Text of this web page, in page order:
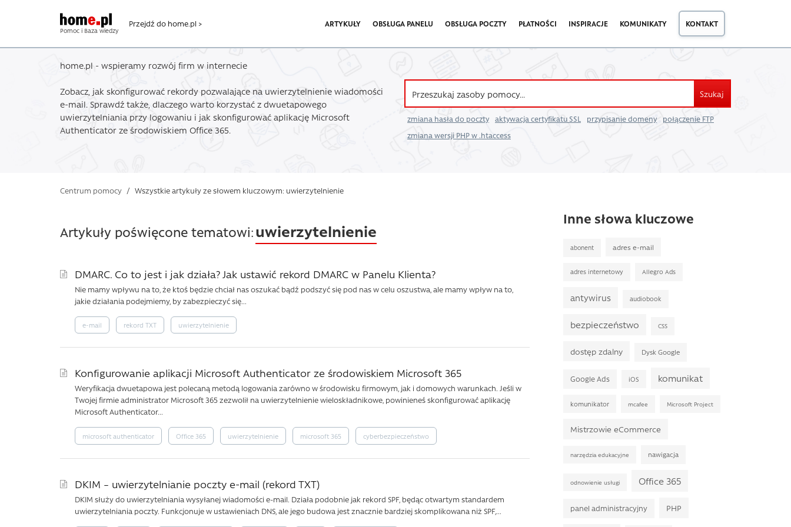
Pomoc i Baza wiedzy
Przejdź do home.pl > ARTYKUŁY OBSŁUGA PANELU OBSŁUGA POCZTY PŁATNOŚCI INSPIRACJE KOMUNIKATY KONTAKT
home.pl - wspieramy rozwój firm w internecie
Zobacz, jak skonfigurować rekordy pozwalające na uwierzytelnienie wiadomości
e-mail. Sprawdź także, dlaczego warto korzystać z dwuetapowego
uwierzytelniania przy logowaniu i jak skonfigurować aplikację Microsoft
Authenticator ze środowiskiem Office 365.
Szukaj
zmiana hasła do poczty aktywacja certyfikatu SSL przypisanie domeny
połączenie FTP
zmiana wersji PHP w .htaccess
Centrum pomocy / Wszystkie artykuły ze słowem kluczowym: uwierzytelnienie
Artykuły poświęcone tematowi:uwierzytelnienie
DMARC. Co to jest i jak działa? Jak ustawić rekord DMARC w Panelu Klienta?
Nie mamy wpływu na to, że ktoś będzie chciał nas oszukać bądź podszyć się pod nas w celu oszustwa, ale mamy wpływ na to,
jakie działania podejmiemy, by zabezpieczyć się...
e-mail rekord TXT uwierzytelnienie
Konfigurowanie aplikacji Microsoft Authenticator ze środowiskiem Microsoft 365
Weryfikacja dwuetapowa jest polecaną metodą logowania zarówno w środowisku firmowym, jak i domowych warunkach. Jeśli w
Twojej firmie administrator Microsoft 365 zezwolił na uwierzytelnienie wieloskładnikowe, powinieneś skonfigurować aplikację
Microsoft Authenticator...
microsoft authenticator Office 365 uwierzytelnienie microsoft 365 cyberbezpieczeństwo
DKIM – uwierzytelnianie poczty e-mail (rekord TXT)
DKIM służy do uwierzytelniania wysyłanej wiadomości e-mail. Działa podobnie jak rekord SPF, będąc otwartym standardem
uwierzytelniania poczty. Funkcjonuje w ustawieniach DNS, ale jego budowa jest znacznie bardziej skomplikowana niż SPF,...
Inne słowa kluczowe
abonent adres e-mail
adres internetowy Allegro Ads
antywirus audiobook
bezpieczeństwo CSS
dostęp zdalny Dysk Google
Google Ads iOS komunikat
komunikator mcafee Microsoft Project
Mistrzowie eCommerce
narzędzia edukacyjne nawigacja
odnowienie usługi Office 365
panel administracyjny PHP